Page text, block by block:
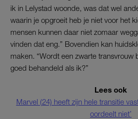
ik in Lelystad woonde, was dat wel
waarin je opgroeit heb je niet voor het
mensen kunnen daar niet zomaar
vinden dat eng.” Bovendien kan
maken. “Wordt een zwarte transvrouw
goed behandeld als ik?”
Lees ook
Marvel (24) heeft zijn hele transitie
oordeelt niet’